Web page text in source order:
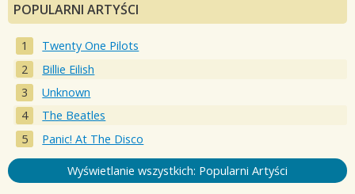
POPULARNI ARTYŚCI
Twenty One Pilots
Billie Eilish
Unknown
The Beatles
Panic! At The Disco
Wyświetlanie wszystkich: Popularni Artyści